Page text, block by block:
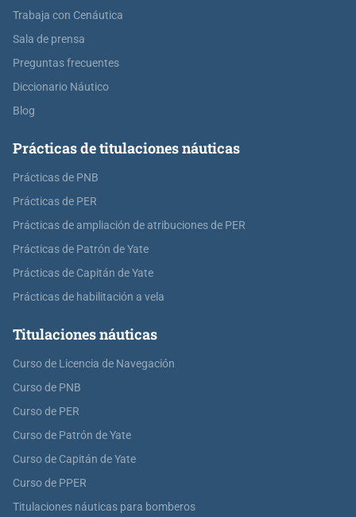
Trabaja con Cenáutica
Sala de prensa
Preguntas frecuentes
Diccionario Náutico
Blog
Prácticas de titulaciones náuticas
Prácticas de PNB
Prácticas de PER
Prácticas de ampliación de atribuciones de PER
Prácticas de Patrón de Yate
Prácticas de Capitán de Yate
Prácticas de habilitación a vela
Titulaciones náuticas
Curso de Licencia de Navegación
Curso de PNB
Curso de PER
Curso de Patrón de Yate
Curso de Capitán de Yate
Curso de PPER
Titulaciones náuticas para bomberos